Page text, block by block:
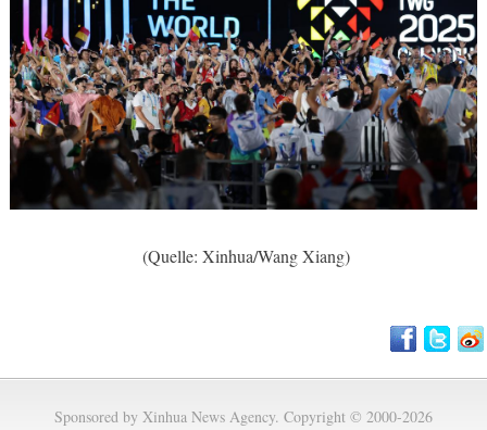
(Quelle: Xinhua/Wang Xiang)
Sponsored by Xinhua News Agency. Copyright © 2000-2026